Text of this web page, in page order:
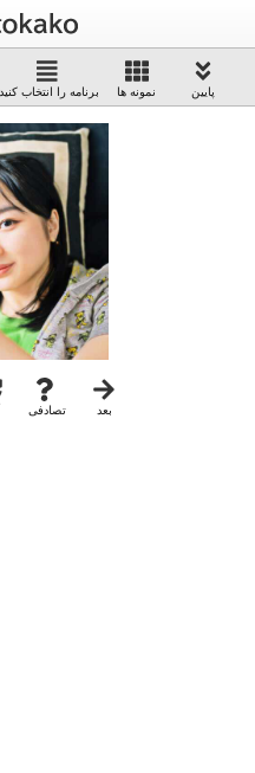
برنامه را انتخاب کنید نمونه ها پایین
تصادفی بعد